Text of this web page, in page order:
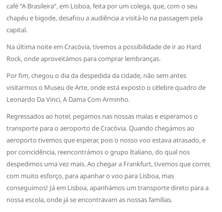
café “A Brasileira”, em Lisboa, feita por um colega, que, com o seu
chapéu e bigode, desafiou a audiência a visitá-lo na passagem pela
capital.
Na última noite em Cracóvia, tivemos a possibilidade de ir ao Hard
Rock, onde aproveitámos para comprar lembranças.
Por fim, chegou o dia da despedida da cidade, não sem antes
visitarmos o Museu de Arte, onde está exposto o célebre quadro de
Leonardo Da Vinci, A Dama Com Arminho.
Regressados ao hotel, pegamos nas nossas malas e esperamos o
transporte para o aeroporto de Cracóvia. Quando chegámos ao
aeroporto tivemos que esperar, pois o nosso voo estava atrasado, e
por coincidência, reencontrámos o grupo Italiano, do qual nos
despedimos uma vez mais. Ao chegar a Frankfurt, tivemos que correr,
com muito esforço, para apanhar o voo para Lisboa, mas
conseguimos! Já em Lisboa, apanhámos um transporte direto para a
nossa escola, onde já se encontravam as nossas famílias.